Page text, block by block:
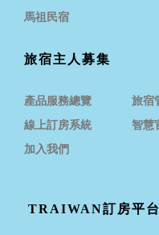
馬祖民宿
旅宿主人募集
產品服務總覽 旅宿
線上訂房系統
智慧
加入我們
TRAIWAN訂房平台